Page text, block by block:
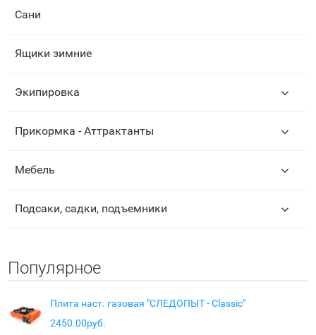
Сани
Ящики зимние
Экипировка
Прикормка - Аттрактанты
Мебель
Подсаки, садки, подъемники
Популярное
Плита наст. газовая "СЛЕДОПЫТ - Classic"
2450.00руб.